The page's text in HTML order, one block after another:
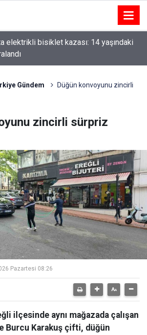
elektrikli bisiklet kazası: 14 yaşındaki
soğan yüklü tırdan 150 kilogram
çıktı
Gündem
Düğün konvoyunu zincirli
zincirli sürpriz
Pazartesi 08:26
ilçesinde aynı mağazada çalışan
Burcu Karakuş çifti, düğün